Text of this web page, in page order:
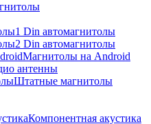
1 Din автомагнитолы
2 Din автомагнитолы
Магнитолы на Android
антенны
Штатные магнитолы
Компонентная акустика